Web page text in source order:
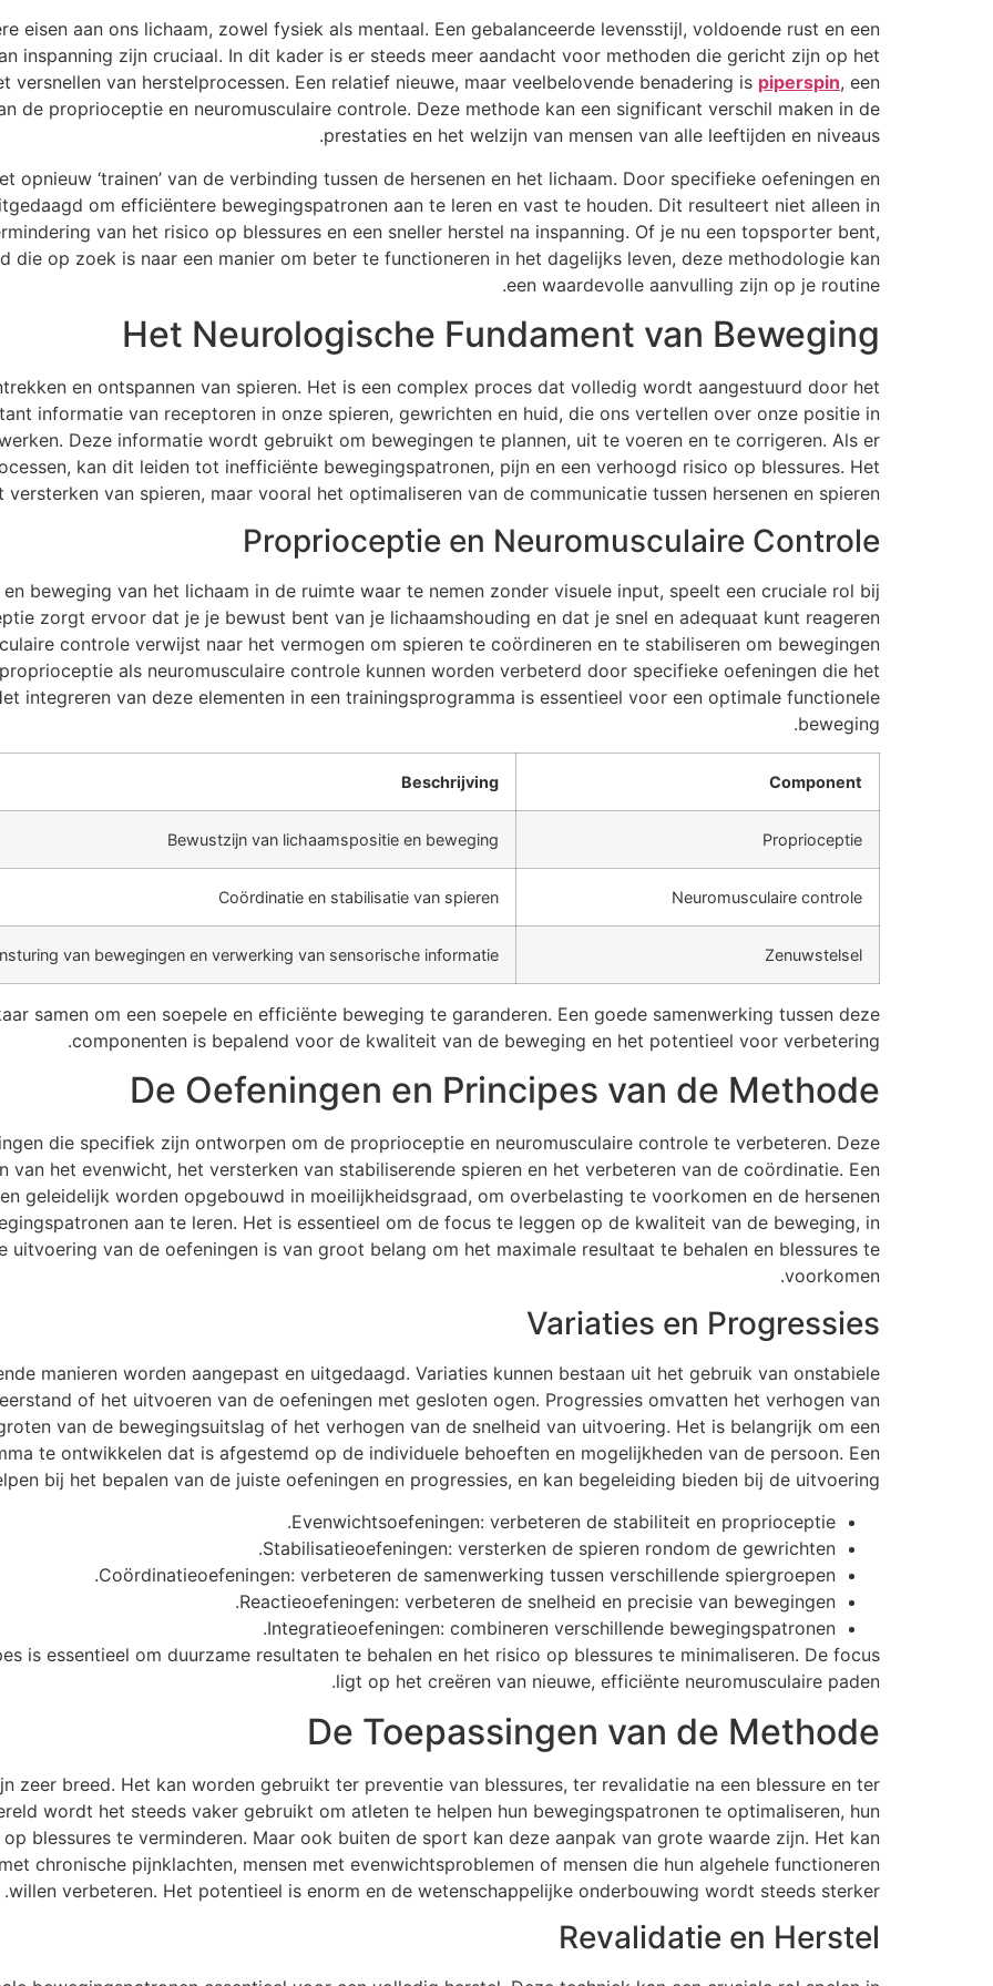
eisen aan ons lichaam, zowel fysiek als mentaal. Een gebalanceerde levensstijl, voldoende rust en een
inspanning zijn cruciaal. In dit kader is er steeds meer aandacht voor methoden die gericht zijn op het
versnellen van herstelprocessen. Een relatief nieuwe, maar veelbelovende benadering is piperspin, een
de proprioceptie en neuromusculaire controle. Deze methode kan een significant verschil maken in de
prestaties en het welzijn van mensen van alle leeftijden en niveaus.
opnieuw ‘trainen’ van de verbinding tussen de hersenen en het lichaam. Door specifieke oefeningen en
om efficiëntere bewegingspatronen aan te leren en vast te houden. Dit resulteert niet alleen in
van het risico op blessures en een sneller herstel na inspanning. Of je nu een topsporter bent,
die op zoek is naar een manier om beter te functioneren in het dagelijks leven, deze methodologie kan
een waardevolle aanvulling zijn op je routine.
Het Neurologische Fundament van Beweging
en ontspannen van spieren. Het is een complex proces dat volledig wordt aangestuurd door het
informatie van receptoren in onze spieren, gewrichten en huid, die ons vertellen over onze positie in
Deze informatie wordt gebruikt om bewegingen te plannen, uit te voeren en te corrigeren. Als er
kan dit leiden tot inefficiënte bewegingspatronen, pijn en een verhoogd risico op blessures. Het
van spieren, maar vooral het optimaliseren van de communicatie tussen hersenen en spieren.
Proprioceptie en Neuromusculaire Controle
beweging van het lichaam in de ruimte waar te nemen zonder visuele input, speelt een cruciale rol bij
zorgt ervoor dat je je bewust bent van je lichaamshouding en dat je snel en adequaat kunt reageren
controle verwijst naar het vermogen om spieren te coördineren en te stabiliseren om bewegingen
als neuromusculaire controle kunnen worden verbeterd door specifieke oefeningen die het
integreren van deze elementen in een trainingsprogramma is essentieel voor een optimale functionele
beweging.
Component
Beschrijving
Proprioceptie
Bewustzijn van lichaamspositie en beweging
Neuromusculaire controle
Coördinatie en stabilisatie van spieren
Zenuwstelsel
van bewegingen en verwerking van sensorische informatie
samen om een soepele en efficiënte beweging te garanderen. Een goede samenwerking tussen deze
componenten is bepalend voor de kwaliteit van de beweging en het potentieel voor verbetering.
De Oefeningen en Principes van de Methode
die specifiek zijn ontworpen om de proprioceptie en neuromusculaire controle te verbeteren. Deze
het evenwicht, het versterken van stabiliserende spieren en het verbeteren van de coördinatie. Een
geleidelijk worden opgebouwd in moeilijkheidsgraad, om overbelasting te voorkomen en de hersenen
aan te leren. Het is essentieel om de focus te leggen op de kwaliteit van de beweging, in
van de oefeningen is van groot belang om het maximale resultaat te behalen en blessures te
voorkomen.
Variaties en Progressies
manieren worden aangepast en uitgedaagd. Variaties kunnen bestaan uit het gebruik van onstabiele
of het uitvoeren van de oefeningen met gesloten ogen. Progressies omvatten het verhogen van
van de bewegingsuitslag of het verhogen van de snelheid van uitvoering. Het is belangrijk om een
te ontwikkelen dat is afgestemd op de individuele behoeften en mogelijkheden van de persoon. Een
bij het bepalen van de juiste oefeningen en progressies, en kan begeleiding bieden bij de uitvoering.
Evenwichtsoefeningen: verbeteren de stabiliteit en proprioceptie.
Stabilisatieoefeningen: versterken de spieren rondom de gewrichten.
Coördinatieoefeningen: verbeteren de samenwerking tussen verschillende spiergroepen.
Reactieoefeningen: verbeteren de snelheid en precisie van bewegingen.
Integratieoefeningen: combineren verschillende bewegingspatronen.
is essentieel om duurzame resultaten te behalen en het risico op blessures te minimaliseren. De focus
ligt op het creëren van nieuwe, efficiënte neuromusculaire paden.
De Toepassingen van de Methode
zeer breed. Het kan worden gebruikt ter preventie van blessures, ter revalidatie na een blessure en ter
wordt het steeds vaker gebruikt om atleten te helpen hun bewegingspatronen te optimaliseren, hun
blessures te verminderen. Maar ook buiten de sport kan deze aanpak van grote waarde zijn. Het kan
chronische pijnklachten, mensen met evenwichtsproblemen of mensen die hun algehele functioneren
willen verbeteren. Het potentieel is enorm en de wetenschappelijke onderbouwing wordt steeds sterker.
Revalidatie en Herstel